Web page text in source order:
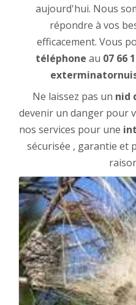
aujourd'hui. Nous
répondre à vos
efficacement. Vous
téléphone au 07 66
Ne laissez pas un nid
devenir un danger pour
nos services pour une
sécurisée , garantie et